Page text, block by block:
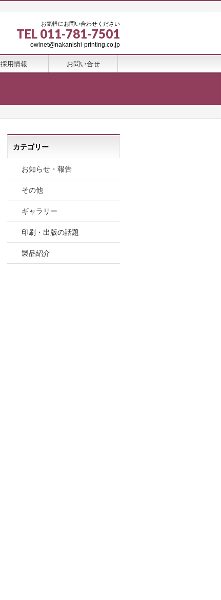
お気軽にお問い合わせください
TEL 011-781-7501
owlnet@nakanishi-printing.co.jp
採用情報 お問い合せ
カテゴリー
お知らせ・報告
その他
ギャラリー
印刷・出版の話題
製品紹介